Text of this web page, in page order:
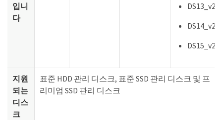
입니
다
DS13_v2
DS14_v2
DS15_v2
지원
되는
디스
크
표준 HDD 관리 디스크, 표준 SSD 관리 디스크 및 프
리미엄 SSD 관리 디스크